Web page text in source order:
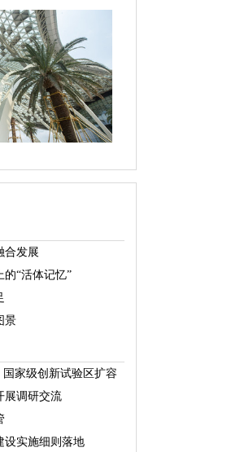
区建设、营收税收贡献等
“由大向强”
发展
“活体记忆”
景
家级创新试验区扩容
展调研交流
设实施细则落地